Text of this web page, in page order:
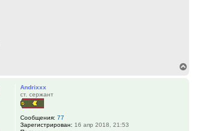
Andrixxx
ст. сержант
Сообщения: 77
Зарегистрирован: 16 апр 2018, 21:53